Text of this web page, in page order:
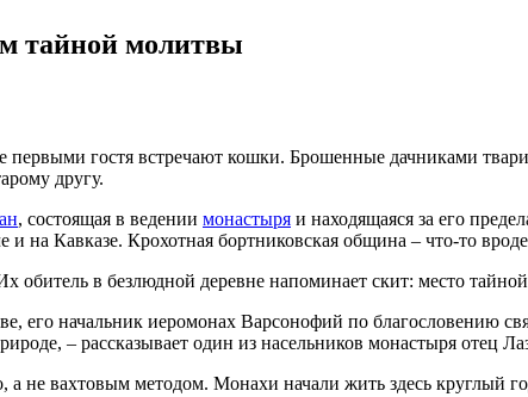
тайной молитвы
первыми гостя встречают кошки. Брошенные дачниками
другу.
, со­стоя­щая в ведении мона­сты­ря и находящаяся за его
на Кавказе. Крохотная бортниковская община – что-то
в безлюдной деревне напоминает скит: место
его начальник иеромонах Варсонофий по благословению
– рассказывает один из насельников монастыря отец
а не вахтовым методом. Монахи начали жить здесь круглый